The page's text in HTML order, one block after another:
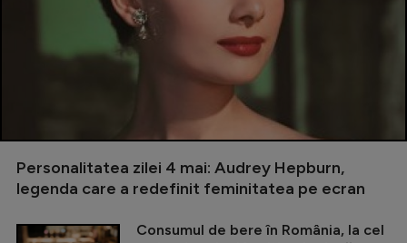
Personalitatea zilei 4 mai: Audrey Hepburn,
legenda care a redefinit feminitatea pe ecran
Consumul de bere în România, la cel